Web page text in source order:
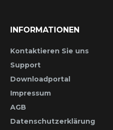
INFORMATIONEN
Kontaktieren Sie uns
Support
Downloadportal
Impressum
AGB
Datenschutzerklärung